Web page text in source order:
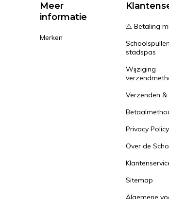
Meer
informatie
Merken
⚠️ Betaling
stadspas
Wijziging
Verzenden
Privacy Policy
Over de
Sitemap
Algemene